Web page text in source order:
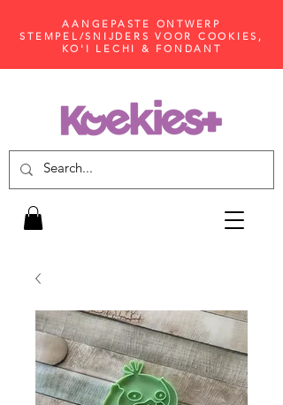
AANGEPASTE ONTWERP
STEMPEL/SNIJDERS VOOR COOKIES,
KO'I LECHI & FONDANT